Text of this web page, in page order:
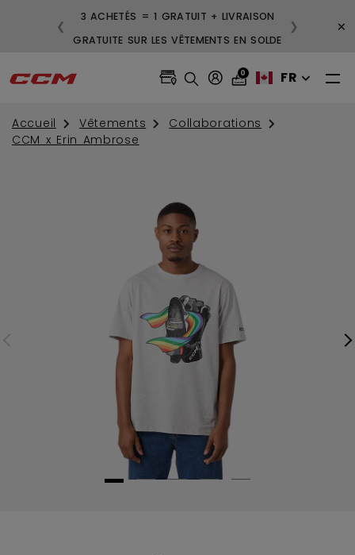
3 ACHETÉS = 1 GRATUIT + LIVRAISON
GRATUITE SUR LES VÊTEMENTS EN SOLDE
❮ ❯ ×
0 FR
Accueil Vêtements
Collaborations
CCM x Erin Ambrose